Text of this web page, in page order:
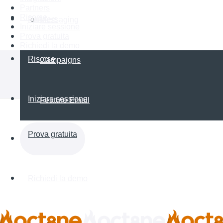
Campaigns
Feature Email
Partners
Risorse
Iniziare sessione
Prova gratuita
Risorse